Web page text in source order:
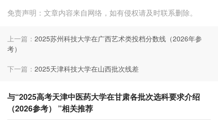
免责声明：文章内容来自网络，如有侵权请及时联系删除。
上一篇： 2025苏州科技大学在广西艺术类投档分数线（2026年参
考）
下一篇： 2025天津科技大学在山西批次线差
与“2025高考天津中医药大学在甘肃各批次选科要求介绍
（2026参考） ”相关推荐